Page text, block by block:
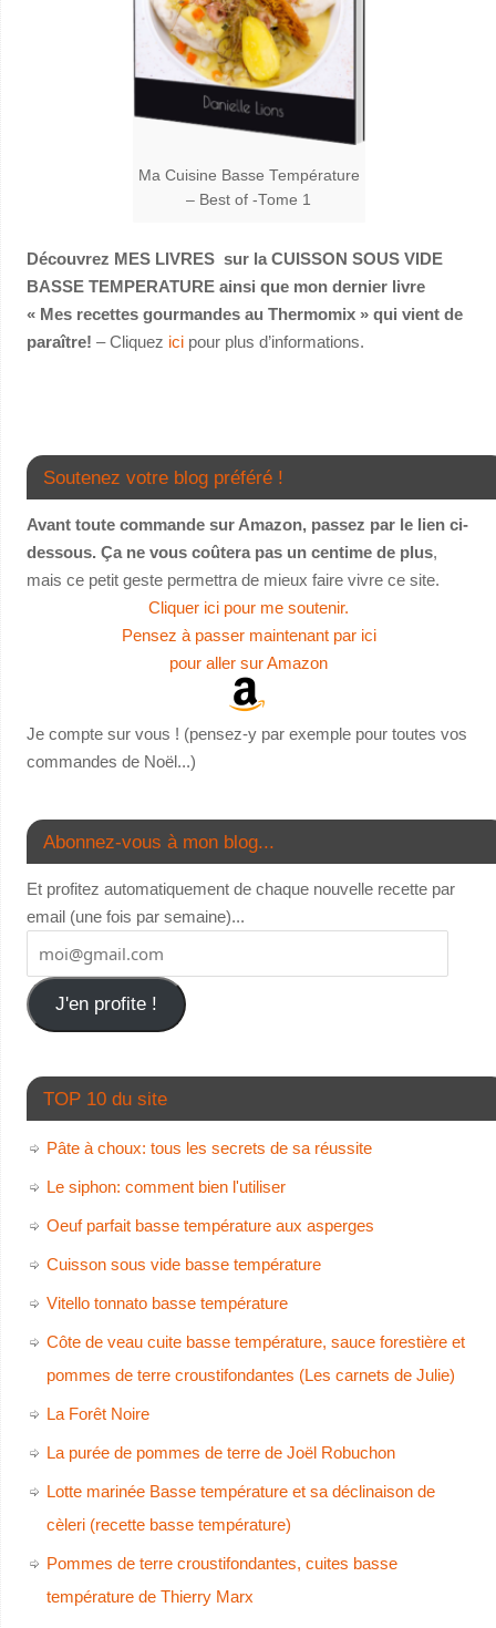
Ma Cuisine Basse Température
– Best of -Tome 1
Découvrez MES LIVRES sur la CUISSON SOUS VIDE
BASSE TEMPERATURE ainsi que mon dernier livre
« Mes recettes gourmandes au Thermomix » qui vient de
paraître! – Cliquez icipour plus d’informations.
Soutenez votre blog préféré !
Avant toute commande sur Amazon, passez par le lien ci-
dessous. Ça ne vous coûtera pas un centime de plus,
mais ce petit geste permettra de mieux faire vivre ce site.
Cliquer ici pour me soutenir.
Pensez à passer maintenant par ici
pour aller sur Amazon
Je compte sur vous ! (pensez-y par exemple pour toutes vos
commandes de Noël...)
Abonnez-vous à mon blog...
Et profitez automatiquement de chaque nouvelle recette par
email (une fois par semaine)...
J'en profite !
TOP 10 du site
Pâte à choux: tous les secrets de sa réussite
Le siphon: comment bien l'utiliser
Oeuf parfait basse température aux asperges
Cuisson sous vide basse température
Vitello tonnato basse température
Côte de veau cuite basse température, sauce forestière et
pommes de terre croustifondantes (Les carnets de Julie)
La Forêt Noire
La purée de pommes de terre de Joël Robuchon
Lotte marinée Basse température et sa déclinaison de
cèleri (recette basse température)
Pommes de terre croustifondantes, cuites basse
température de Thierry Marx